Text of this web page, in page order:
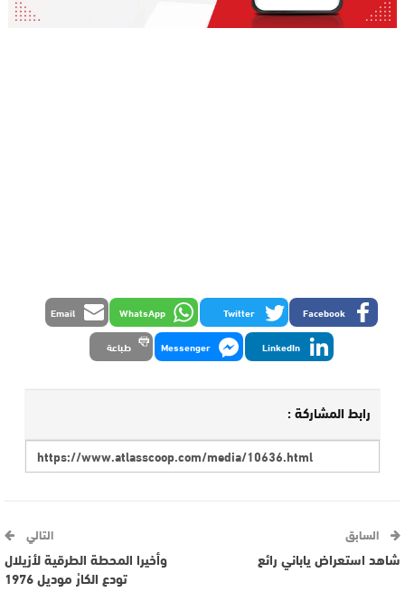
Facebook
Twitter
WhatsApp
Email
LinkedIn
Messenger طباعة
رابط المشاركة :
السابق
شاهد استعراض ياباني رائع
التالي
وأخيرا المحطة الطرقية لأزيلال
تودع الكارْ موديل 1976